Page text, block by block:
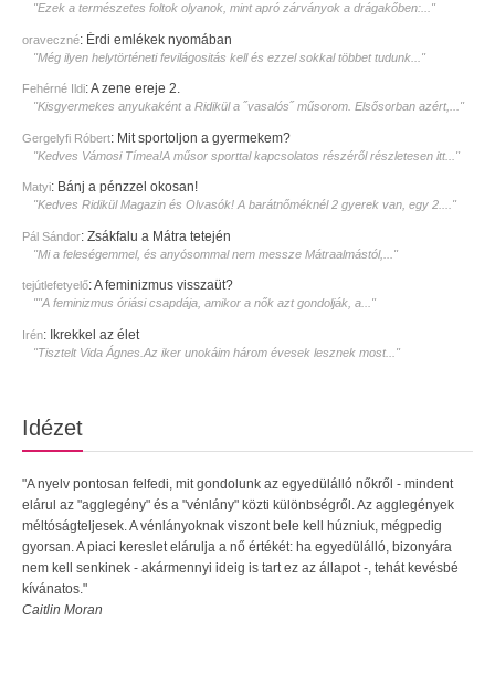
"Ezek a természetes foltok olyanok, mint apró zárványok a drágakőben:..."
oraveczné: Érdi emlékek nyomában
"Még ilyen helytörténeti fevilágositás kell és ezzel sokkal többet tudunk..."
Fehérné Ildi:A zene ereje 2.
"Kisgyermekes anyukaként a Ridikül a ˝vasalós˝ műsorom. Elsősorban azért,..."
Gergelyfi Róbert: Mit sportoljon a gyermekem?
"Kedves Vámosi Tímea!A műsor sporttal kapcsolatos részéről részletesen itt..."
Matyi: Bánj a pénzzel okosan!
"Kedves Ridikül Magazin és Olvasók! A barátnőméknél 2 gyerek van, egy 2...."
Pál Sándor: Zsákfalu a Mátra tetején
"Mi a feleségemmel, és anyósommal nem messze Mátraalmástól,..."
tejútlefetyelő:A feminizmus visszaüt?
""A feminizmus óriási csapdája, amikor a nők azt gondolják, a..."
Irén: Ikrekkel az élet
"Tisztelt Vida Ágnes.Az iker unokáim három évesek lesznek most..."
Idézet
"A nyelv pontosan felfedi, mit gondolunk az egyedülálló nőkről - mindent
elárul az "agglegény" és a "vénlány" közti különbségről. Az agglegények
méltóságteljesek. A vénlányoknak viszont bele kell húzniuk, mégpedig
gyorsan. A piaci kereslet elárulja a nő értékét: ha egyedülálló, bizonyára
nem kell senkinek - akármennyi ideig is tart ez az állapot -, tehát kevésbé
kívánatos."
Caitlin Moran